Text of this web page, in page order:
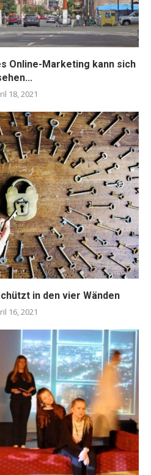
Online-Marketing kann sich
18, 2021
in den vier Wänden
16, 2021